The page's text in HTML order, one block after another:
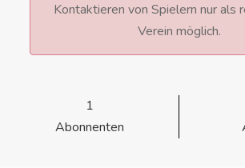
Kontaktieren von Spielern nur als
Verein möglich.
1
Abonnenten